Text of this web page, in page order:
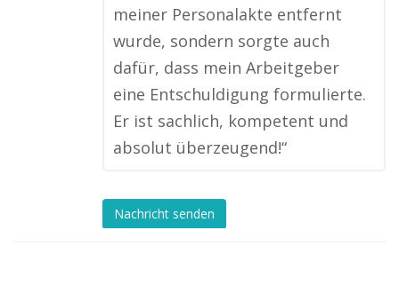
meiner Personalakte entfernt
wurde, sondern sorgte auch
dafür, dass mein Arbeitgeber
eine Entschuldigung formulierte.
Er ist sachlich, kompetent und
absolut überzeugend!“
Nachricht senden